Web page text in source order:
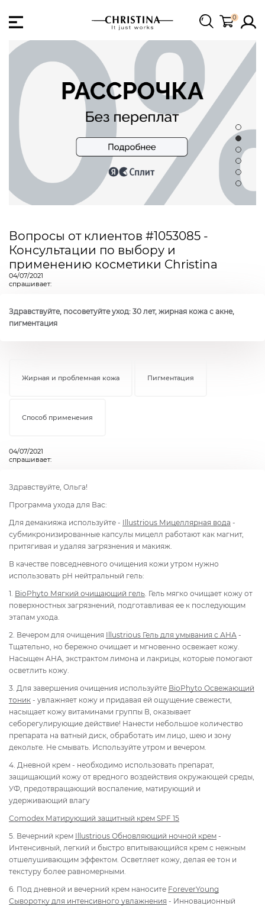
0
Вопросы от клиентов #1053085 -
Консультации по выбору и
применению косметики Christina
04/07/2021
спрашивает:
Здравствуйте, посоветуйте уход: 30 лет, жирная кожа с акне,
пигментация
Жирная и проблемная кожа Пигментация
Способ применения
04/07/2021
спрашивает:
Здравствуйте, Ольга!
Программа ухода для Вас:
Для демакияжа используйте - Illustrious Мицеллярная вода -
субмикронизированные капсулы мицелл работают как магнит,
притягивая и удаляя загрязнения и макияж.
В качестве повседневного очищения кожи утром нужно
использовать рН нейтральный гель:
1. BioPhyto Мягкий очищающий гель . Гель мягко очищает кожу от
поверхностных загрязнений, подготавливая ее к последующим
этапам ухода.
2. Вечером для очищения Illustrious Гель для умывания с АНА -
Тщательно, но бережно очищает и мгновенно освежает кожу.
Насыщен АНА, экстрактом лимона и лакрицы, которые помогают
осветлить кожу.
3. Для завершения очищения используйте BioPhyto Освежающий
тоник - увлажняет кожу и придавая ей ощущение свежести,
насыщает кожу витаминами группы В, оказывает
себорегулирующие действие! Нанести небольшое количество
препарата на ватный диск, обработать им лицо, шею и зону
декольте. Не смывать. Используйте утром и вечером.
4. Дневной крем - необходимо использовать препарат,
защищающий кожу от вредного воздействия окружающей среды,
УФ, предотвращающий воспаление, матирующий и
удерживающий влагу
Comodex Матирующий защитный крем SPF 15
5. Вечерний крем Illustrious Обновляющий ночной крем -
Интенсивный, легкий и быстро впитывающийся крем с нежным
отшелушивающим эффектом. Осветляет кожу, делая ее тон и
текстуру более равномерными.
6. Под дневной и вечерний крем наносите ForeverYoung
Сыворотку для интенсивного увлажнения - Инновационный